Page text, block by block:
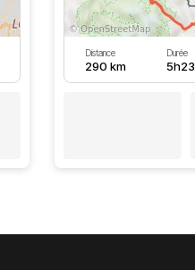
Distance
290 km
Durée
5h23